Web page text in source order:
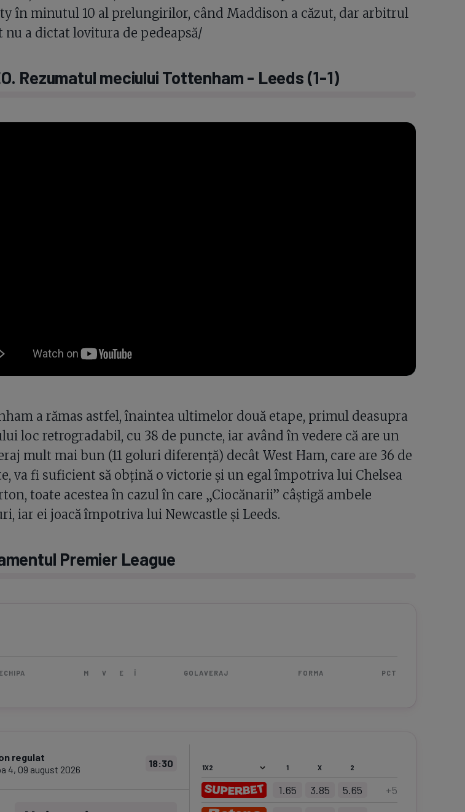
în minutul 10 al prelungirilor, când Maddison a căzut, dar arbitrul
nu a dictat lovitura de pedeapsă/
Rezumatul meciului Tottenham - Leeds (1-1)
a rămas astfel, înaintea ultimelor două etape, primul deasupra
loc retrogradabil, cu 38 de puncte, iar având în vedere că are un
mult mai bun (11 goluri diferență) decât West Ham, care are 36 de
va fi suficient să obțină o victorie și un egal împotriva lui Chelsea
toate acestea în cazul în care „Ciocănarii” câștigă ambele
iar ei joacă împotriva lui Newcastle și Leeds.
Premier League
ECHIPA M V E Î GOLAVERAJ FORMA PCT
regulat
4, 09 august 2026
18:30 1 X 2
1.65 3.85 5.65 +5